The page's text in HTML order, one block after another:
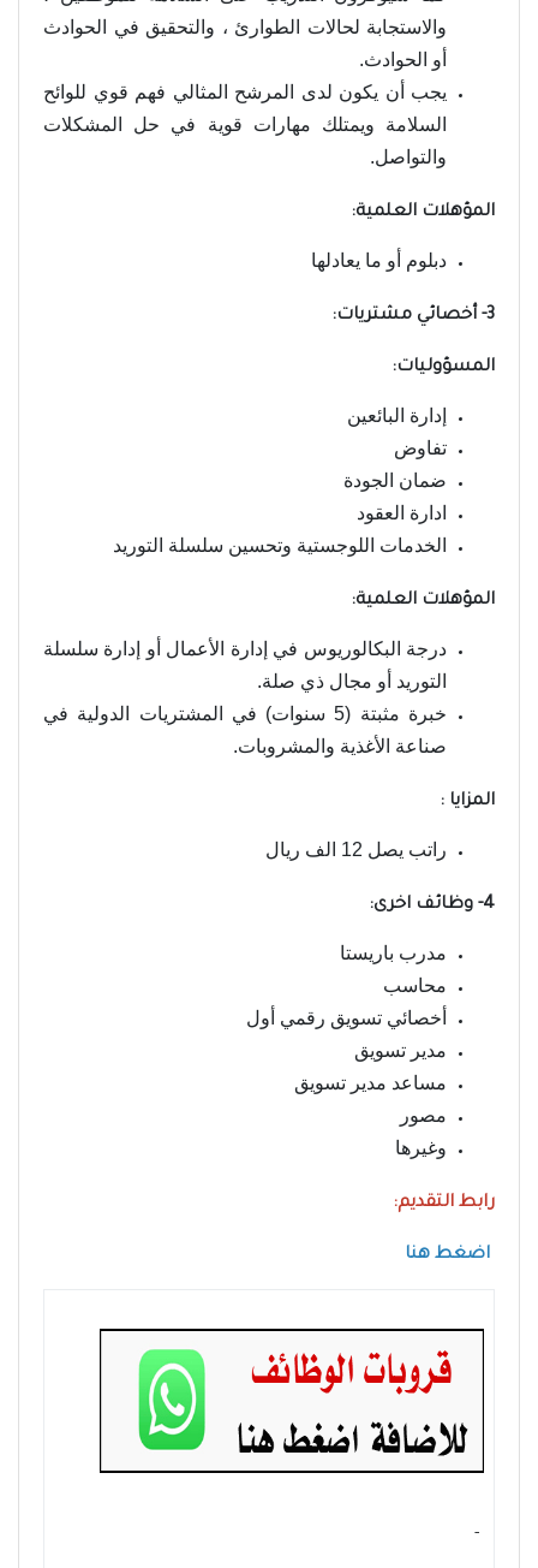
والاستجابة لحالات الطوارئ ، والتحقيق في الحوادث
أو الحوادث.
يجب أن يكون لدى المرشح المثالي فهم قوي للوائح
السلامة ويمتلك مهارات قوية في حل المشكلات
والتواصل.
المؤهلات العلمية:
دبلوم أو ما يعادلها
3- أخصائي مشتريات:
المسؤوليات:
إدارة البائعين
تفاوض
ضمان الجودة
ادارة العقود
الخدمات اللوجستية وتحسين سلسلة التوريد
المؤهلات العلمية:
درجة البكالوريوس في إدارة الأعمال أو إدارة سلسلة
التوريد أو مجال ذي صلة.
خبرة مثبتة (5 سنوات) في المشتريات الدولية في
صناعة الأغذية والمشروبات.
المزايا :
راتب يصل 12 الف ريال
4- وظائف اخرى:
مدرب باريستا
محاسب
أخصائي تسويق رقمي أول
مدير تسويق
مساعد مدير تسويق
مصور
وغيرها
رابط التقديم:
اضغط هنا
- ‏